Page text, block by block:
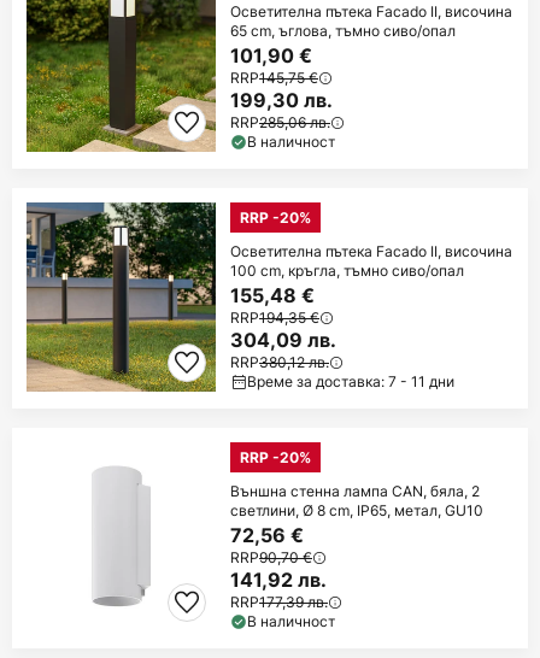
Осветителна пътека Facado II, височина
65 cm, ъглова, тъмно сиво/опал
101,90 €
RRP145,75 €
199,30 лв.
RRP285,06 лв.
В наличност
RRP -20%
Осветителна пътека Facado II, височина
100 cm, кръгла, тъмно сиво/опал
155,48 €
RRP194,35 €
304,09 лв.
RRP380,12 лв.
Време за доставка: 7 - 11 дни
RRP -20%
Външна стенна лампа CAN, бяла, 2
светлини, Ø 8 cm, IP65, метал, GU10
72,56 €
RRP90,70 €
141,92 лв.
RRP177,39 лв.
В наличност